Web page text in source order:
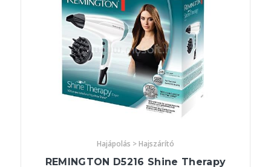
Hajápolás > Hajszárító
REMINGTON D5216 Shine Therapy